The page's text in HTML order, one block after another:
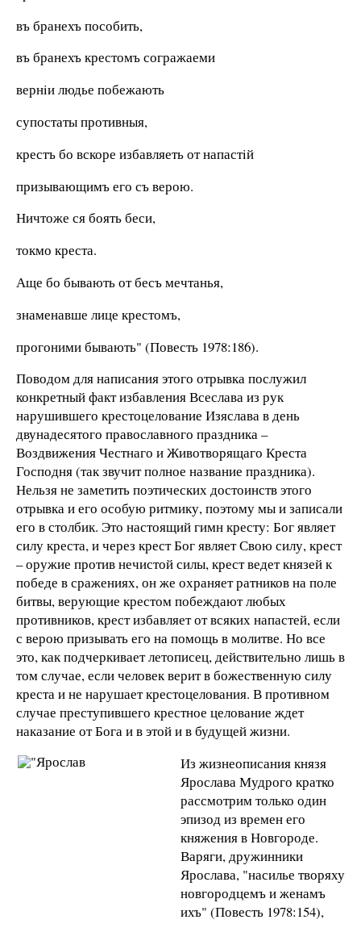
въ бранехъ пособить,
въ бранехъ крестомъ согражаеми
вернiи людье побежають
супостаты противныя,
крестъ бо вскоре избавляеть от напастiй
призывающимъ его съ верою.
Ничтоже ся боять беси,
токмо креста.
Аще бо бывають от бесъ мечтанья,
знаменавше лице крестомъ,
прогоними бывають" (Повесть 1978:186).
Поводом для написания этого отрывка послужил
конкретный факт избавления Всеслава из рук
нарушившего крестоцелование Изяслава в день
двунадесятого православного праздника –
Воздвижения Честнаго и Животворящаго Креста
Господня (так звучит полное название праздника).
Нельзя не заметить поэтических достоинств этого
отрывка и его особую ритмику, поэтому мы и записали
его в столбик. Это настоящий гимн кресту: Бог являет
силу креста, и через крест Бог являет Свою силу, крест
– оружие против нечистой силы, крест ведет князей к
победе в сражениях, он же охраняет ратников на поле
битвы, верующие крестом побеждают любых
противников, крест избавляет от всяких напастей, если
с верою призывать его на помощь в молитве. Но все
это, как подчеркивает летописец, действительно лишь в
том случае, если человек верит в божественную силу
креста и не нарушает крестоцелования. В противном
случае преступившего крестное целование ждет
наказание от Бога и в этой и в будущей жизни.
Из жизнеописания князя
Ярослава Мудрого кратко
рассмотрим только один
эпизод из времен его
княжения в Новгороде.
Варяги, дружинники
Ярослава, "насилье творяху
новгородцемъ и женамъ
ихъ" (Повесть 1978:154),